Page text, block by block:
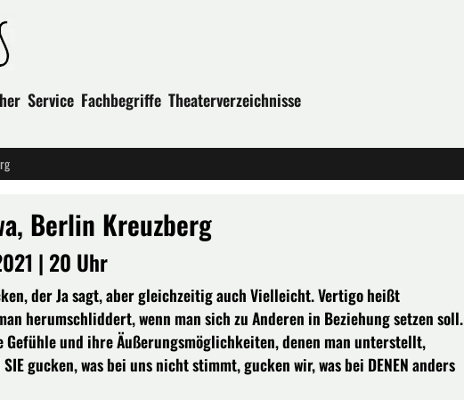
Service Fachbegriffe Theaterverzeichnisse
Berlin Kreuzberg
| 20 Uhr
der Ja sagt, aber gleichzeitig auch Vielleicht. Vertigo heißt
herumschliddert, wenn man sich zu Anderen in Beziehung setzen soll.
Gefühle und ihre Äußerungsmöglichkeiten, denen man unterstellt,
gucken, was bei uns nicht stimmt, gucken wir, was bei DENEN anders